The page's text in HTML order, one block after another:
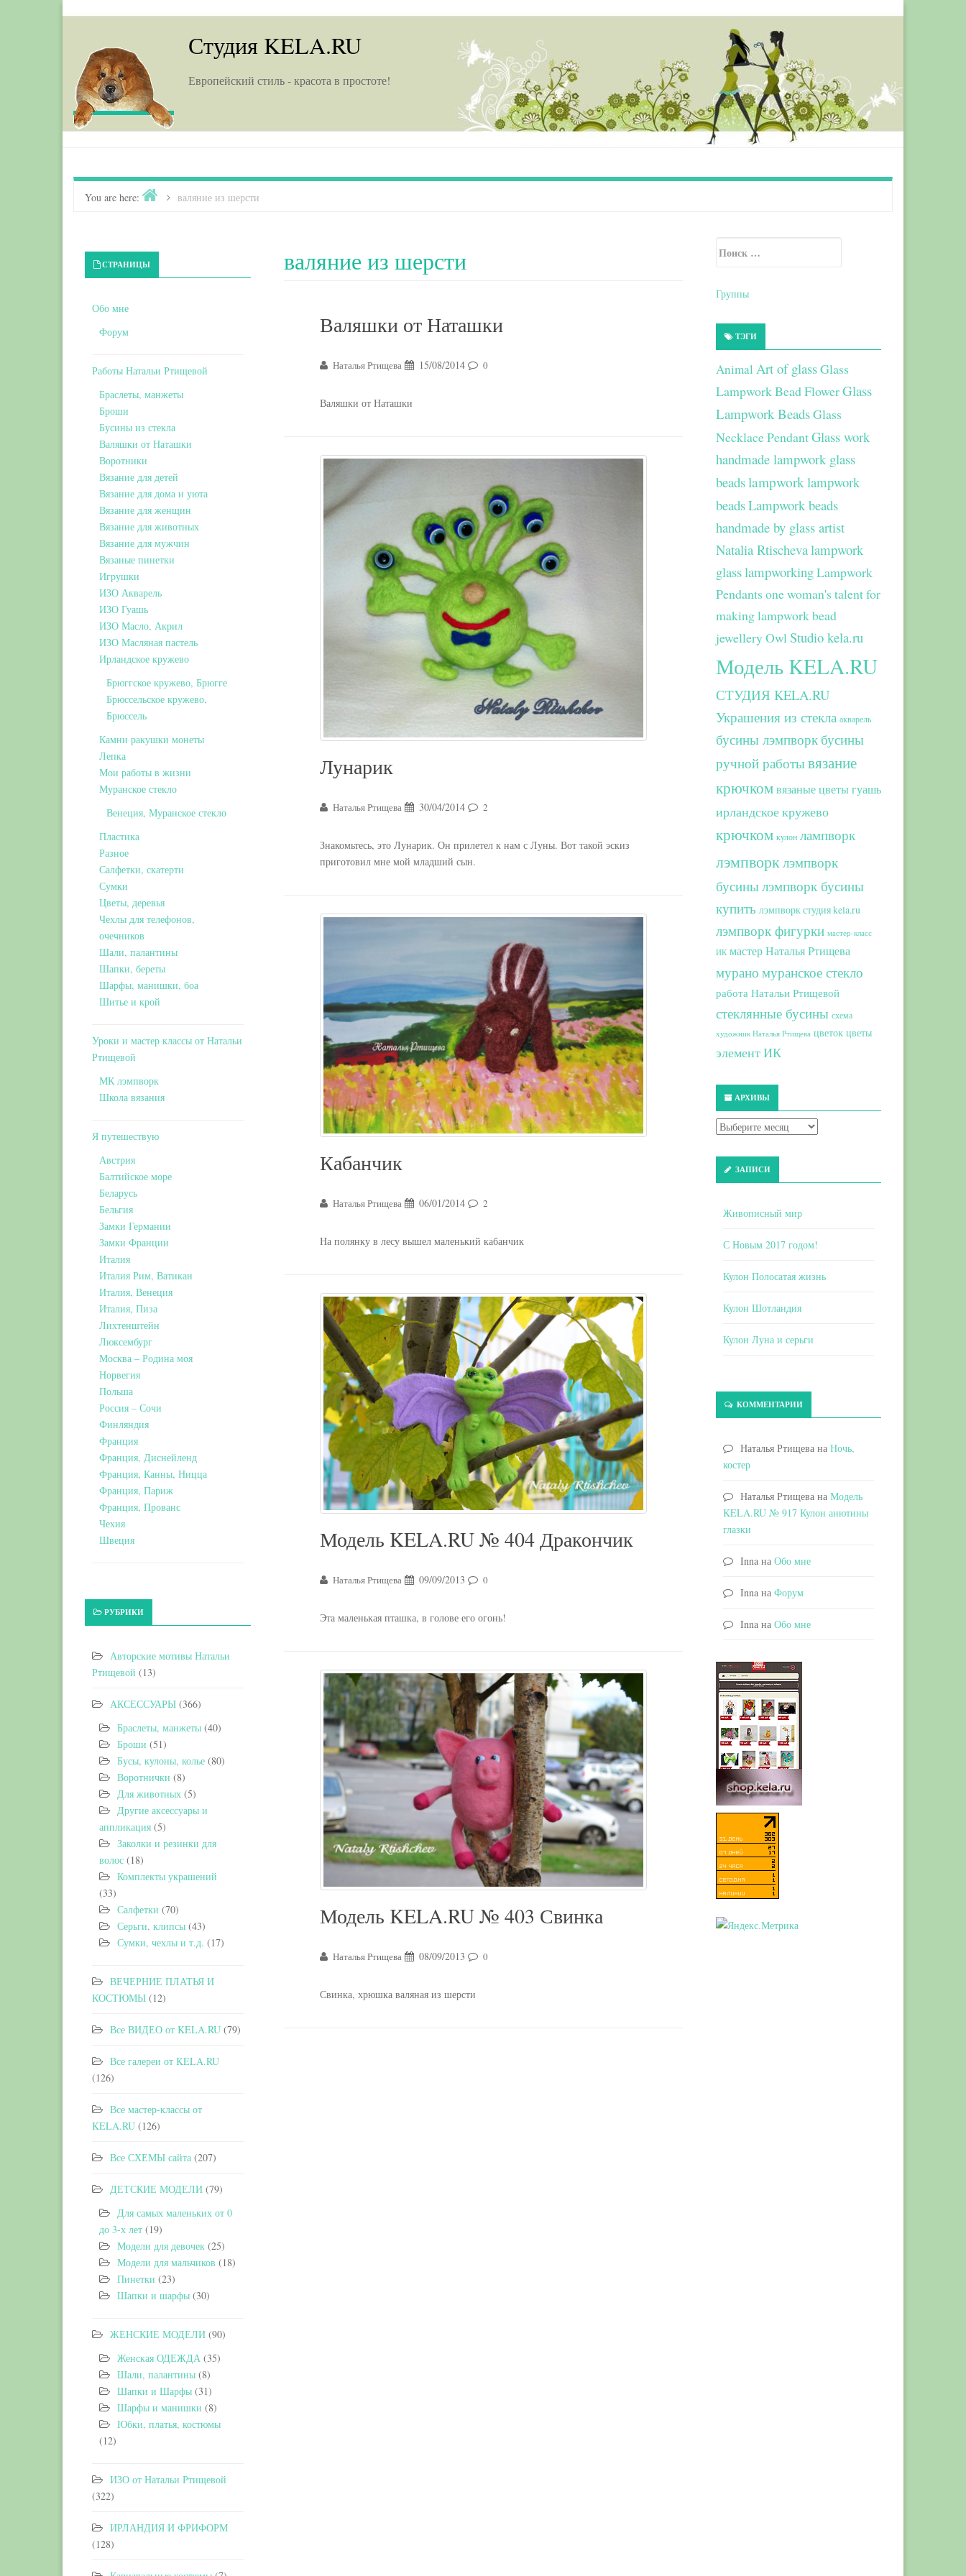
Студия KELA.RU
Европейский стиль - красота в простоте!
You are here: Homeваляние из шерсти
валяние из шерсти
Валяшки от Наташки
Наталья Ртищева 15/08/2014 0
Валяшки от Наташки
Лунарик
Наталья Ртищева 30/04/2014 2
Знакомьтесь, это Лунарик. Он прилетел к нам с Луны. Вот такой эскиз
приготовил мне мой младший сын.
Кабанчик
Наталья Ртищева 06/01/2014 2
На полянку в лесу вышел маленький кабанчик
Модель KELA.RU № 404 Дракончик
Наталья Ртищева 09/09/2013 0
Эта маленькая пташка, в голове его огонь!
Модель KELA.RU № 403 Свинка
Наталья Ртищева 08/09/2013 0
Свинка, хрюшка валяная из шерсти
Primary Sidebar
СТРАНИЦЫ
Обо мне
Форум
Работы Натальи Ртищевой
Браслеты, манжеты
Броши
Бусины из стекла
Валяшки от Наташки
Воротники
Вязание для детей
Вязание для дома и уюта
Вязание для женщин
Вязание для животных
Вязание для мужчин
Вязаные пинетки
Игрушки
ИЗО Акварель
ИЗО Гуашь
ИЗО Масло, Акрил
ИЗО Масляная пастель
Ирландское кружево
Брюггское кружево, Брюгге
Брюссельское кружево,
Брюссель
Камни ракушки монеты
Лепка
Мои работы в жизни
Муранское стекло
Венеция, Муранское стекло
Пластика
Разное
Салфетки, скатерти
Сумки
Цветы, деревья
Чехлы для телефонов,
очечников
Шали, палантины
Шапки, береты
Шарфы, манишки, боа
Шитье и крой
Уроки и мастер классы от Натальи
Ртищевой
МК лэмпворк
Школа вязания
Я путешествую
Австрия
Балтийское море
Беларусь
Бельгия
Замки Германии
Замки Франции
Италия
Италия Рим, Ватикан
Италия, Венеция
Италия, Пиза
Лихтенштейн
Люксембург
Москва – Родина моя
Норвегия
Польша
Россия – Сочи
Финляндия
Франция
Франция, Диснейленд
Франция, Канны, Ницца
Франция, Париж
Франция, Прованс
Чехия
Швеция
РУБРИКИ
Авторские мотивы Натальи
Ртищевой (13)
АКСЕССУАРЫ (366)
Браслеты, манжеты (40)
Броши (51)
Бусы, кулоны, колье (80)
Воротнички (8)
Для животных (5)
Другие аксессуары и
аппликация (5)
Заколки и резинки для
волос (18)
Комплекты украшений
(33)
Салфетки (70)
Серьги, клипсы (43)
Сумки, чехлы и т.д. (17)
ВЕЧЕРНИЕ ПЛАТЬЯ И
КОСТЮМЫ (12)
Все ВИДЕО от KELA.RU (79)
Все галереи от KELA.RU
(126)
Все мастер-классы от
KELA.RU (126)
Все СХЕМЫ сайта (207)
ДЕТСКИЕ МОДЕЛИ (79)
Для самых маленьких от 0
до 3-х лет (19)
Модели для девочек (25)
Модели для мальчиков (18)
Пинетки (23)
Шапки и шарфы (30)
ЖЕНСКИЕ МОДЕЛИ (90)
Женская ОДЕЖДА (35)
Шали, палантины (8)
Шапки и Шарфы (31)
Шарфы и манишки (8)
Юбки, платья, костюмы
(12)
ИЗО от Натальи Ртищевой
(322)
ИРЛАНДИЯ И ФРИФОРМ
(128)
Secondary Sidebar
Группы
ТЭГИ
Animal Art of glassGlass
Lampwork Bead FlowerGlass
Lampwork BeadsGlass
Necklace PendantGlass work
handmade lampwork glass
beadslampworklampwork
beadsLampwork beads
handmade by glass artist
Natalia Rtischevalampwork
glasslampworkingLampwork
Pendants one woman's talent for
making lampwork bead
jewelleryOwlStudio kela.ru
Модель KELA.RU
СТУДИЯ KELA.RU
Украшения из стекла акварель
бусины лэмпворк бусины
ручной работывязание
крючком вязаные цветы гуашь
ирландское кружево
крючком кулон лампворк
лэмпворклэмпворк
бусинылэмпворк бусины
купить лэмпворк студия kela.ru
лэмпворк фигурки мастер-класс
ИК мастер Наталья Ртищева
мурано муранское стекло
работа Натальи Ртищевой
стеклянные бусины схема
художник Наталья Ртищева цветок цветы
элемент ИК
АРХИВЫ
ЗАПИСИ
Живописный мир
С Новым 2017 годом!
Кулон Полосатая жизнь
Кулон Шотландия
Кулон Луна и серьги
КОММЕНТАРИИ
Наталья Ртищевана Ночь,
костер
Наталья Ртищевана Модель
KELA.RU № 917 Кулон анютины
глазки
Innaна Обо мне
Innaна Форум
Innaна Обо мне